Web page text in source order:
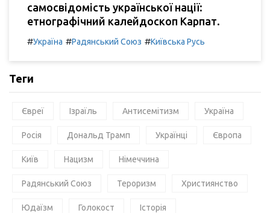
самосвідомість української нації:
етнографічний калейдоскоп Карпат.
#Україна #Радянський Союз #Київська Русь
Теги
Євреї Ізраїль Антисемітизм Україна
Росія Дональд Трамп Українці Європа
Київ Нацизм Німеччина
Радянський Союз Тероризм Християнство
Юдаїзм Голокост Історія